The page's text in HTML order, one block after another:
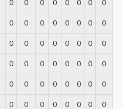
0 0 0 0 0 0 0 0
0 0 0 0 0 0 0 0
0 0 0 0 0 0 0 0
0 0 0 0 0 0 0 0
0 0 0 0 0 0 0 0
0 0 0 0 0 0 0 0